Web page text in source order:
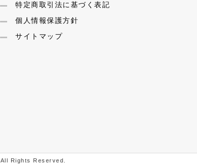
特定商取引法に基づく表記
個人情報保護方針
サイトマップ
All Rights Reserved.